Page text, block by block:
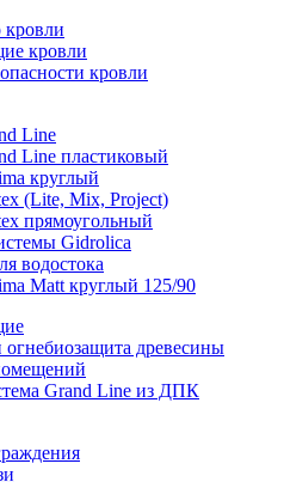
кровли
кровли
кровли
Line
Line пластиковый
круглый
(Lite, Mix, Project)
прямоугольный
Gidrolica
водостока
Matt круглый 125/90
древесины
Grand Line из ДПК